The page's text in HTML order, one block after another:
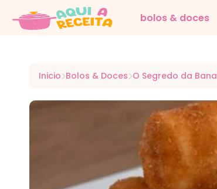
bolos & doces
Inicio Bolos & Doces O Segredo da